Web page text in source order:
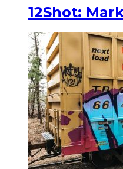
12Shot: